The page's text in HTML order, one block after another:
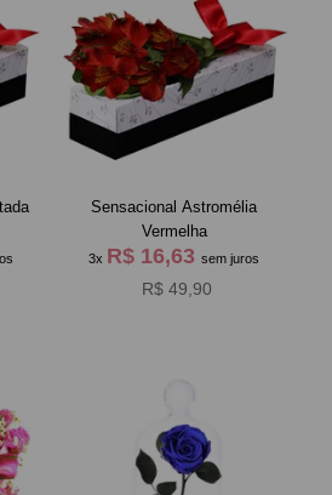
Sensacional Astromélia
Vermelha
3x R$ 16,63sem juros
R$ 49,90